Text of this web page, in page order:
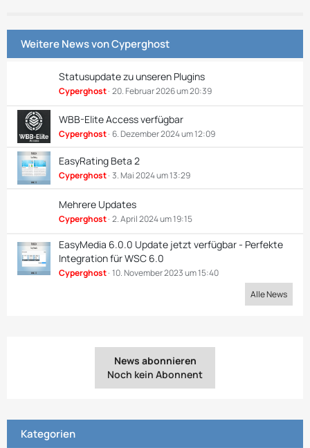
Weitere News vonCyperghost
Statusupdate zu unseren Plugins
Cyperghost 20. Februar 2026 um 20:39
WBB-Elite Access verfügbar
Cyperghost 6. Dezember 2024 um 12:09
EasyRating Beta 2
Cyperghost 3. Mai 2024 um 13:29
Mehrere Updates
Cyperghost 2. April 2024 um 19:15
EasyMedia 6.0.0 Update jetzt verfügbar - Perfekte
Integration für WSC 6.0
Cyperghost 10. November 2023 um 15:40
Alle News
News abonnieren
Noch kein Abonnent
Kategorien